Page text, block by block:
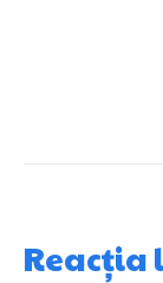
Reacția